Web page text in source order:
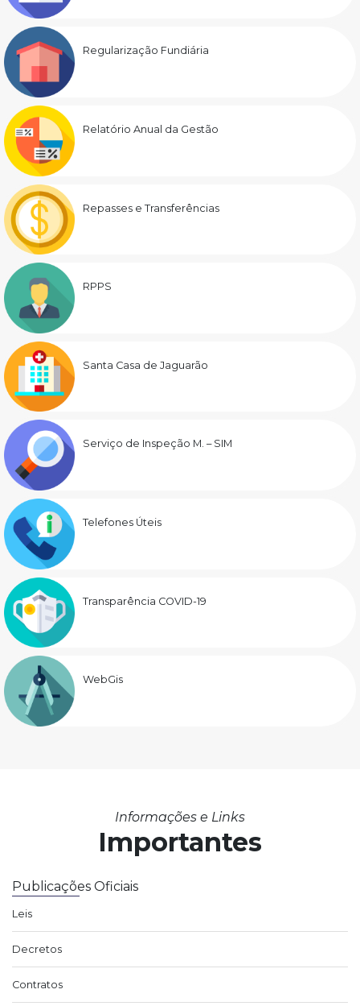
Regularização Fundiária
Relatório Anual da Gestão
Repasses e Transferências
RPPS
Santa Casa de Jaguarão
Serviço de Inspeção M. – SIM
Telefones Úteis
Transparência COVID-19
WebGis
Informações e Links
Importantes
Publicações Oficiais
Leis
Decretos
Contratos